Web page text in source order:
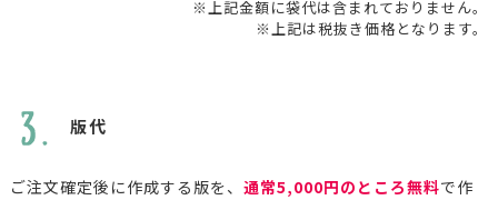
※上記金額に袋代は含まれておりません。
※上記は税抜き価格となります。
版代
ご注文確定後に作成する版を、 通常5,000円のところ無料で作